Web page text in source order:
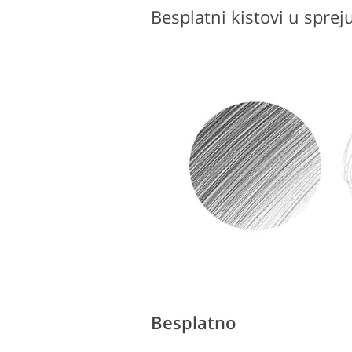
Besplatno